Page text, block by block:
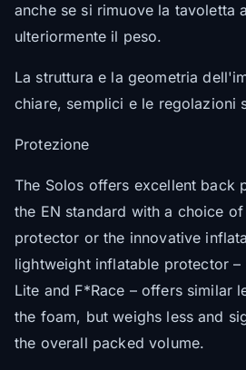
anche se si rimuove la tavoletta
ulteriormente il peso.
La struttura e la geometria
chiare, semplici e le regolazioni
Protezione
The Solos offers excellent back
the EN standard with a choice
protector or the innovative
lightweight inflatable protector –
Lite and F*Race – offers similar
the foam, but weighs less and
the overall packed volume.